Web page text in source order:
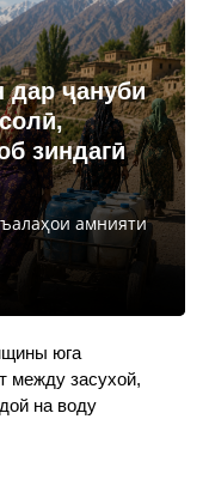
дар ҷануби
зиндагӣ
амнияти
юга
между засухой,
на воду